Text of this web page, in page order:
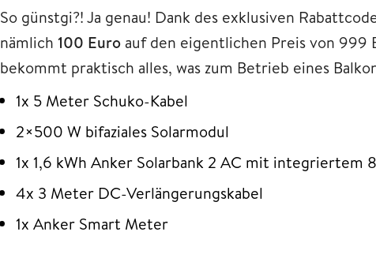
So günstgi?! Ja genau! Dank des exklusiven
nämlich 100 Euro auf den eigentlichen Preis von 999
bekommt praktisch alles, was zum Betrieb eines
1x 5 Meter Schuko-Kabel
2×500 W bifaziales Solarmodul
1x 1,6 kWh Anker Solarbank 2 AC mit integriertem
4x 3 Meter DC-Verlängerungskabel
1x Anker Smart Meter